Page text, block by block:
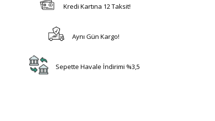
Kredi Kartına 12 Taksit!
Aynı Gün Kargo!
Sepette Havale İndirimi %3,5